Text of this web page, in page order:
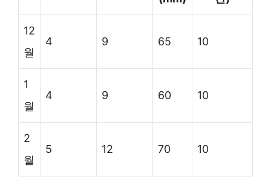
12
월
4 9 65 10
1
월
4 9 60 10
2
월
5 12 70 10